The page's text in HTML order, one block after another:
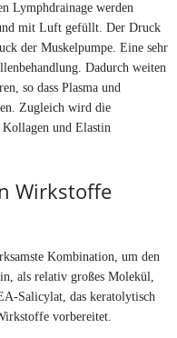
Lymphdrainage werden
mit Luft gefüllt. Der Druck
der Muskelpumpe. Eine sehr
Dadurch weiten
so dass Plasma und
Zugleich wird die
und Elastin
Wirkstoffe
Kombination, um den
als relativ großes Molekül,
Salicylat, das keratolytisch
vorbereitet.